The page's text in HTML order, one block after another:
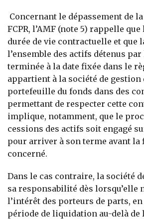
Concernant le dépassement de la
FCPR, l’AMF (note 5) rappelle que
durée de vie contractuelle et que
l’ensemble des actifs détenus par
terminée à la date fixée dans le
appartient à la société de gestion
portefeuille du fonds dans des
permettant de respecter cette
implique, notamment, que le
cessions des actifs soit engagé
pour arriver à son terme avant la
concerné.
Dans le cas contraire, la société
sa responsabilité dès lorsqu’elle
l’intérêt des porteurs de parts,
période de liquidation au-delà de